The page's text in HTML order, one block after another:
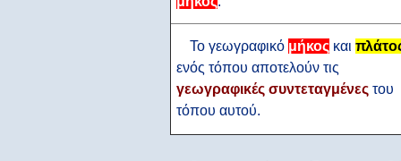
Το γεωγραφικό μήκος και
ενός τόπου αποτελούν τις
γεωγραφικές συντεταγμένες του
τόπου αυτού.